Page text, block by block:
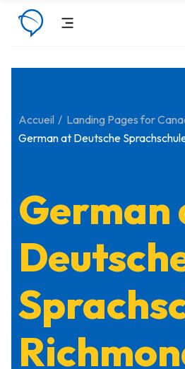
Accueil
Landing Pages for
German at Deutsche
German